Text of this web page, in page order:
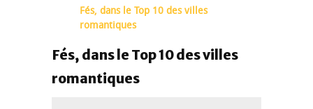
Fés, dans le Top 10 des villes
romantiques
Fés, dans le Top 10 des villes
romantiques